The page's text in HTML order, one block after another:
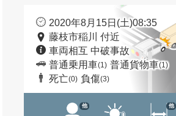
2020年8月15日(土)08:35
藤枝市稲川 付近
車両相互 中破事故
普通乗用車(1) 普通貨物車(1)
死亡(0) 負傷(3)
他 他